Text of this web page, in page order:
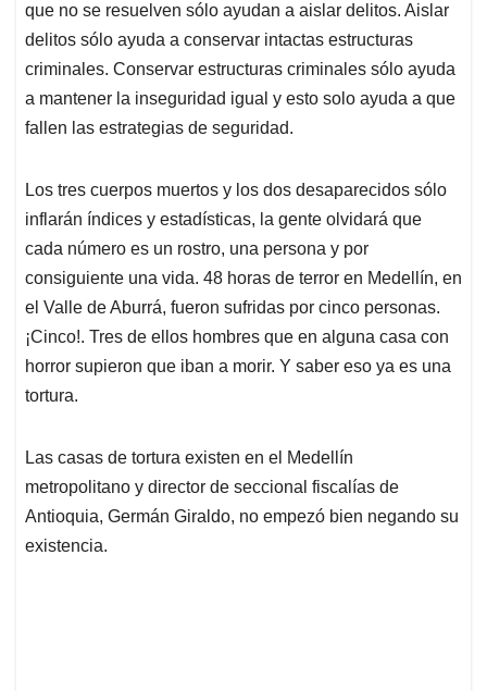
que no se resuelven sólo ayudan a aislar delitos. Aislar
delitos sólo ayuda a conservar intactas estructuras
criminales. Conservar estructuras criminales sólo ayuda
a mantener la inseguridad igual y esto solo ayuda a que
fallen las estrategias de seguridad.
Los tres cuerpos muertos y los dos desaparecidos sólo
inflarán índices y estadísticas, la gente olvidará que
cada número es un rostro, una persona y por
consiguiente una vida. 48 horas de terror en Medellín, en
el Valle de Aburrá, fueron sufridas por cinco personas.
¡Cinco!. Tres de ellos hombres que en alguna casa con
horror supieron que iban a morir. Y saber eso ya es una
tortura.
Las casas de tortura existen en el Medellín
metropolitano y director de seccional fiscalías de
Antioquia, Germán Giraldo, no empezó bien negando su
existencia.